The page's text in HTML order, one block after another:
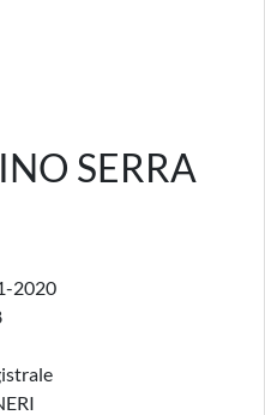
SERRA
2020